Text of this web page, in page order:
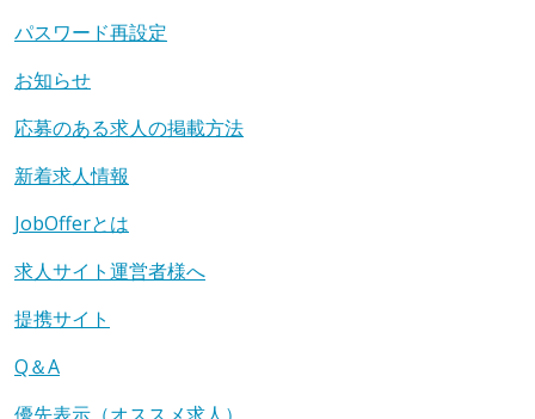
パスワード再設定
お知らせ
応募のある求人の掲載方法
新着求人情報
JobOfferとは
求人サイト運営者様へ
提携サイト
Q＆A